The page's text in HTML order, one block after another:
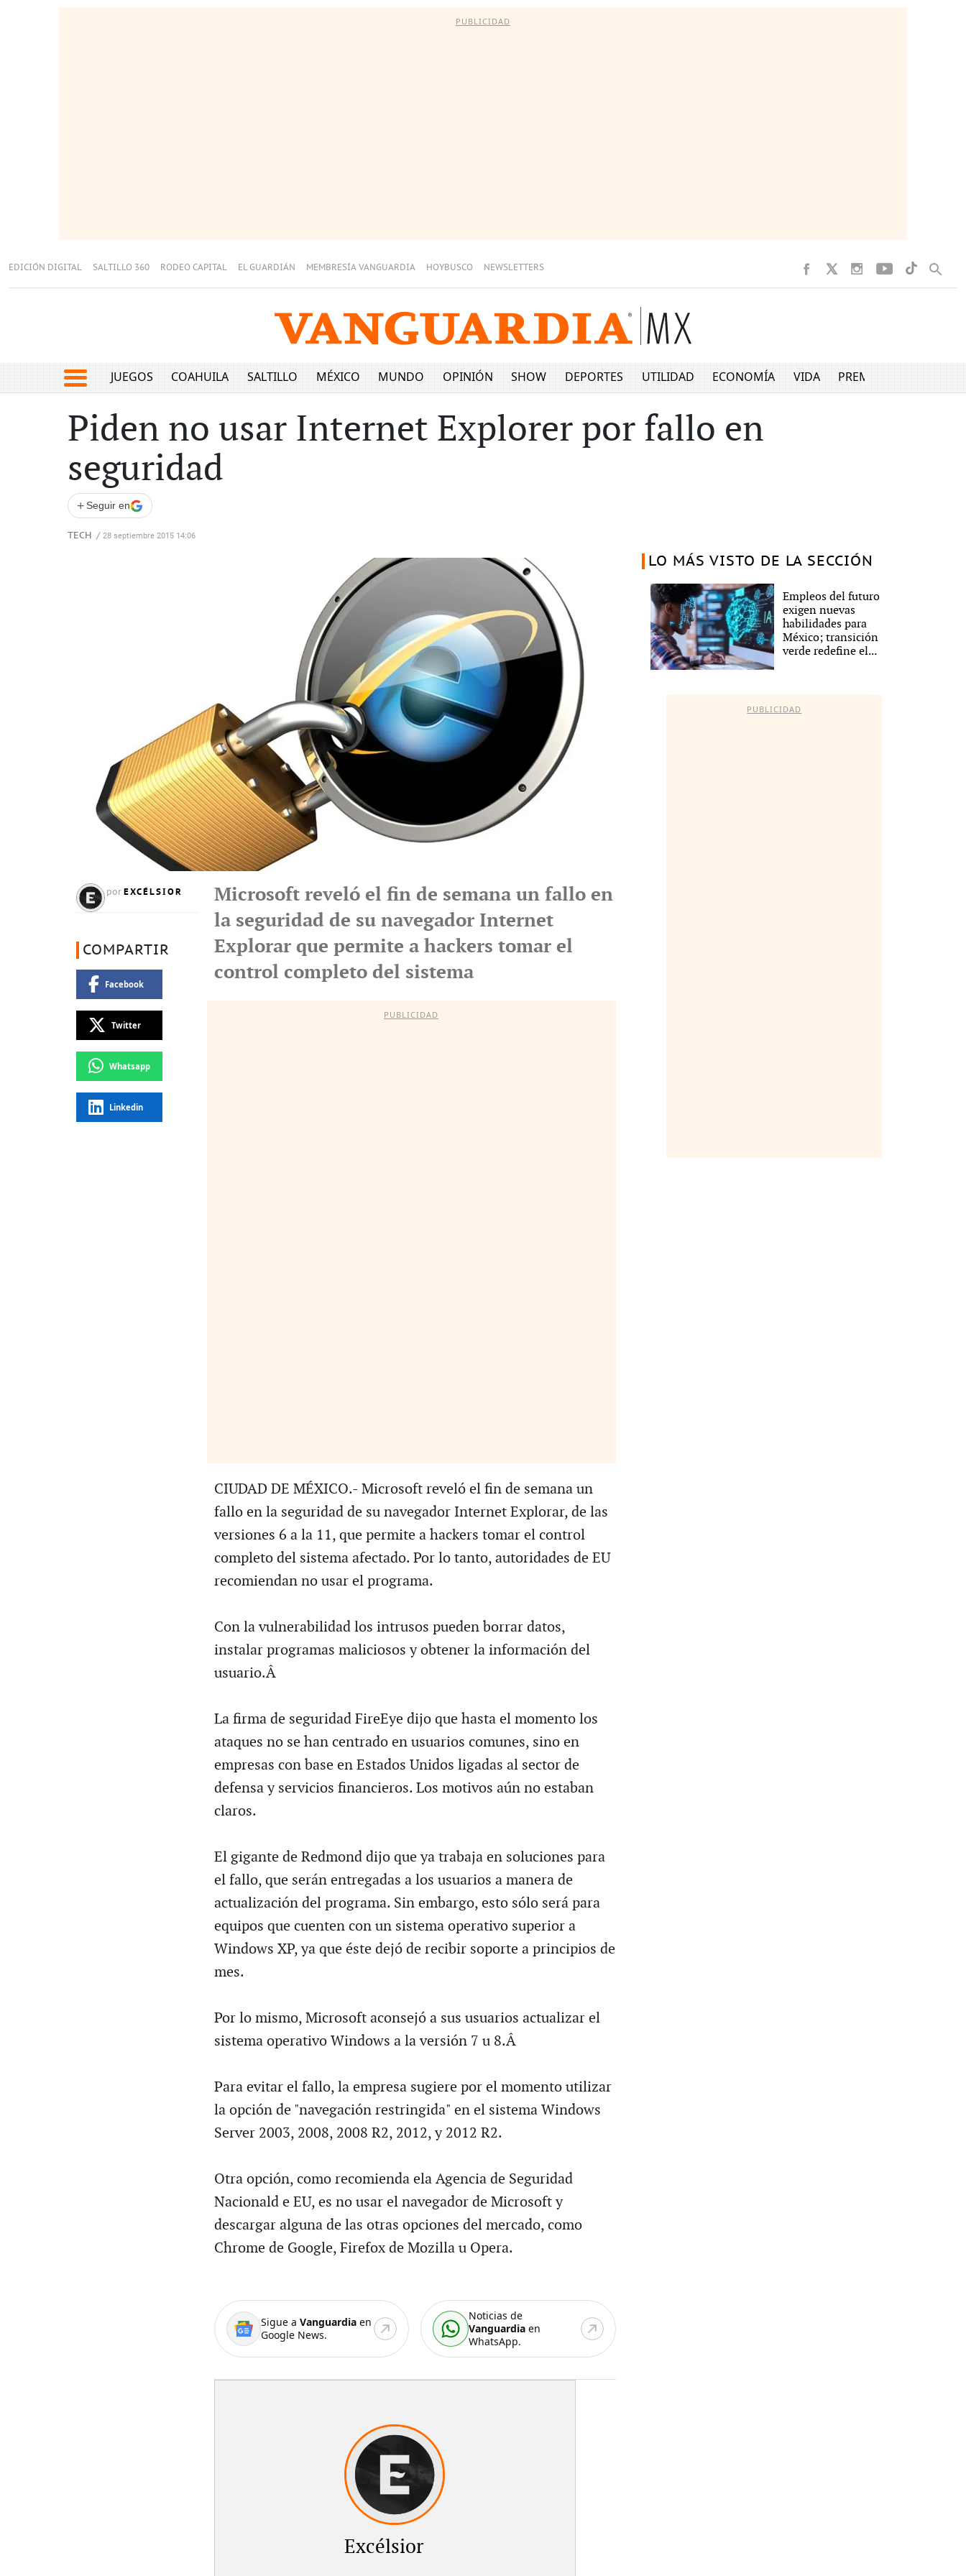
PUBLICIDAD
EDICIÓN DIGITAL SALTILLO 360 RODEO CAPITAL EL GUARDIÁN MEMBRESÍA VANGUARDIA HOYBUSCO NEWSLETTERS
JUEGOS COAHUILA SALTILLO MÉXICO MUNDO OPINIÓN SHOW DEPORTES UTILIDAD ECONOMÍA VIDA PREMIUM
Piden no usar Internet Explorer por fallo en
seguridad
+ Seguir en
TECH / 28 septiembre 2015 14:06
por EXCÉLSIOR
COMPARTIR
Facebook
Twitter
Whatsapp
Linkedin
Microsoft reveló el fin de semana un fallo en
la seguridad de su navegador Internet
Explorar que permite a hackers tomar el
control completo del sistema
PUBLICIDAD
CIUDAD DE MÉXICO.- Microsoft reveló el fin de semana un
fallo en la seguridad de su navegador Internet Explorar, de las
versiones 6 a la 11, que permite a hackers tomar el control
completo del sistema afectado. Por lo tanto, autoridades de EU
recomiendan no usar el programa.
Con la vulnerabilidad los intrusos pueden borrar datos,
instalar programas maliciosos y obtener la información del
usuario.Â
La firma de seguridad FireEye dijo que hasta el momento los
ataques no se han centrado en usuarios comunes, sino en
empresas con base en Estados Unidos ligadas al sector de
defensa y servicios financieros. Los motivos aún no estaban
claros.
El gigante de Redmond dijo que ya trabaja en soluciones para
el fallo, que serán entregadas a los usuarios a manera de
actualización del programa. Sin embargo, esto sólo será para
equipos que cuenten con un sistema operativo superior a
Windows XP, ya que éste dejó de recibir soporte a principios de
mes.
Por lo mismo, Microsoft aconsejó a sus usuarios actualizar el
sistema operativo Windows a la versión 7 u 8.Â
Para evitar el fallo, la empresa sugiere por el momento utilizar
la opción de "navegación restringida" en el sistema Windows
Server 2003, 2008, 2008 R2, 2012, y 2012 R2.
Otra opción, como recomienda ela Agencia de Seguridad
Nacionald e EU, es no usar el navegador de Microsoft y
descargar alguna de las otras opciones del mercado, como
Chrome de Google, Firefox de Mozilla u Opera.
Sigue a Vanguardiaen
Google News.
Noticias de
Vanguardia en
WhatsApp.
Excélsior
LO MÁS VISTO DE LA SECCIÓN
Empleos del futuro
exigen nuevas
habilidades para
México; transición
verde redefine el...
PUBLICIDAD